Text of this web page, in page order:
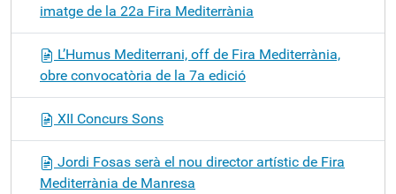
imatge de la 22a Fira Mediterrània
L’Humus Mediterrani, off de Fira Mediterrània,
obre convocatòria de la 7a edició
XII Concurs Sons
Jordi Fosas serà el nou director artístic de Fira
Mediterrània de Manresa